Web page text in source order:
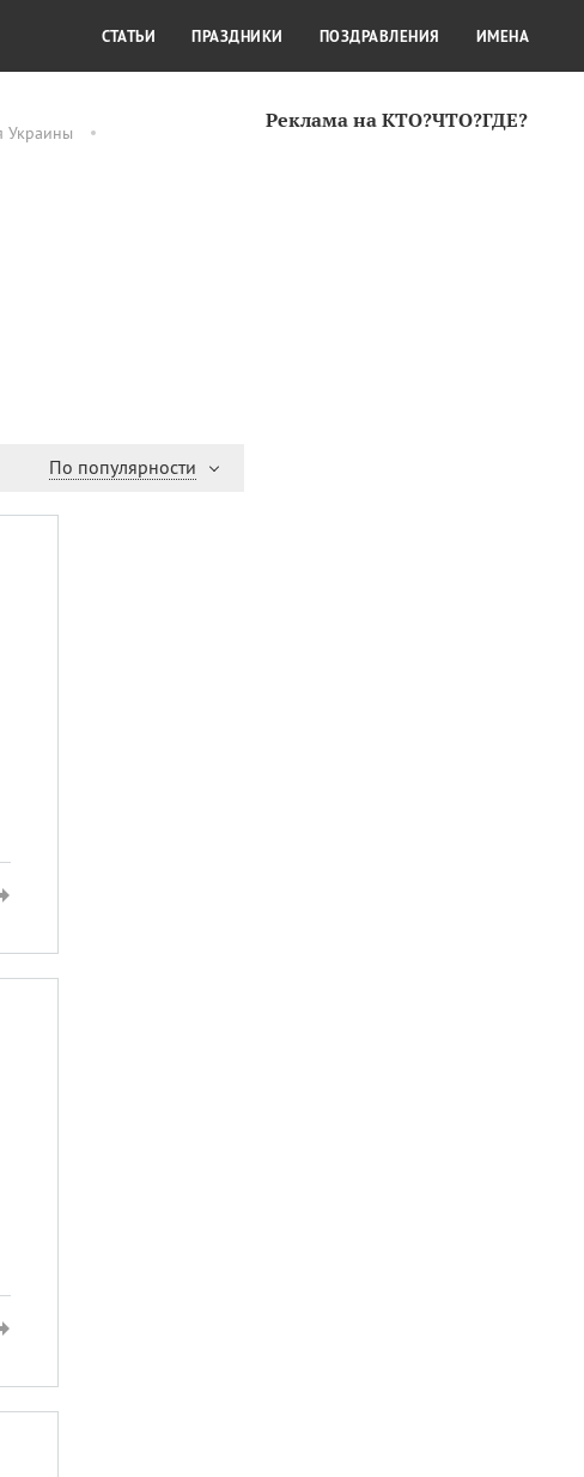
Украины
По популярности
Реклама на КТО?ЧТО?ГДЕ?
КУЛЬТУРА КРАСОТА
СТАТЬИ ПРАЗДНИКИ ПОЗДРАВЛЕНИЯ ИМЕНА